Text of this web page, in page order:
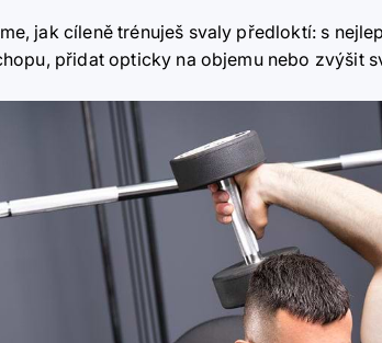
jak cíleně trénuješ svaly předloktí: s
přidat opticky na objemu nebo zvýšit